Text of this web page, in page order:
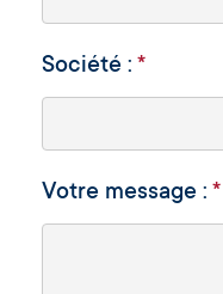
Société : *
Votre message : *